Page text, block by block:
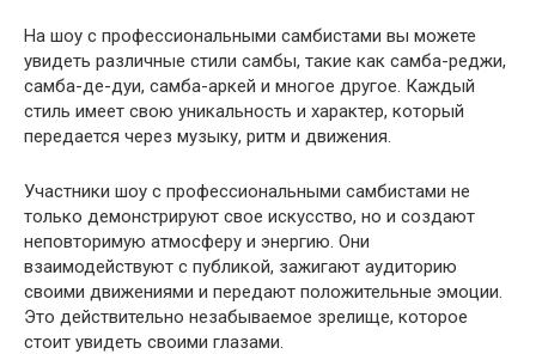
На шоу с профессиональными самбистами вы можете
увидеть различные стили самбы, такие как самба-реджи,
самба-де-дуи, самба-аркей и многое другое. Каждый
стиль имеет свою уникальность и характер, который
передается через музыку, ритм и движения.
Участники шоу с профессиональными самбистами не
только демонстрируют свое искусство, но и создают
неповторимую атмосферу и энергию. Они
взаимодействуют с публикой, зажигают аудиторию
своими движениями и передают положительные эмоции.
Это действительно незабываемое зрелище, которое
стоит увидеть своими глазами.